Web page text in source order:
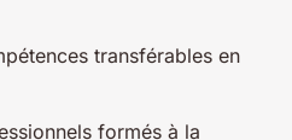
transférables en
formés à la